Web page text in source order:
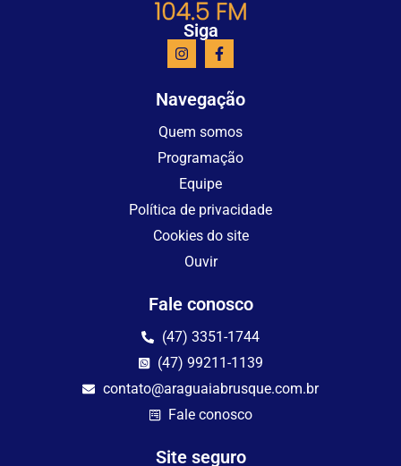
Siga
Navegação
Quem somos
Programação
Equipe
Política de privacidade
Cookies do site
Ouvir
Fale conosco
(47) 3351-1744
(47) 99211-1139
contato@araguaiabrusque.com.br
Fale conosco
Site seguro